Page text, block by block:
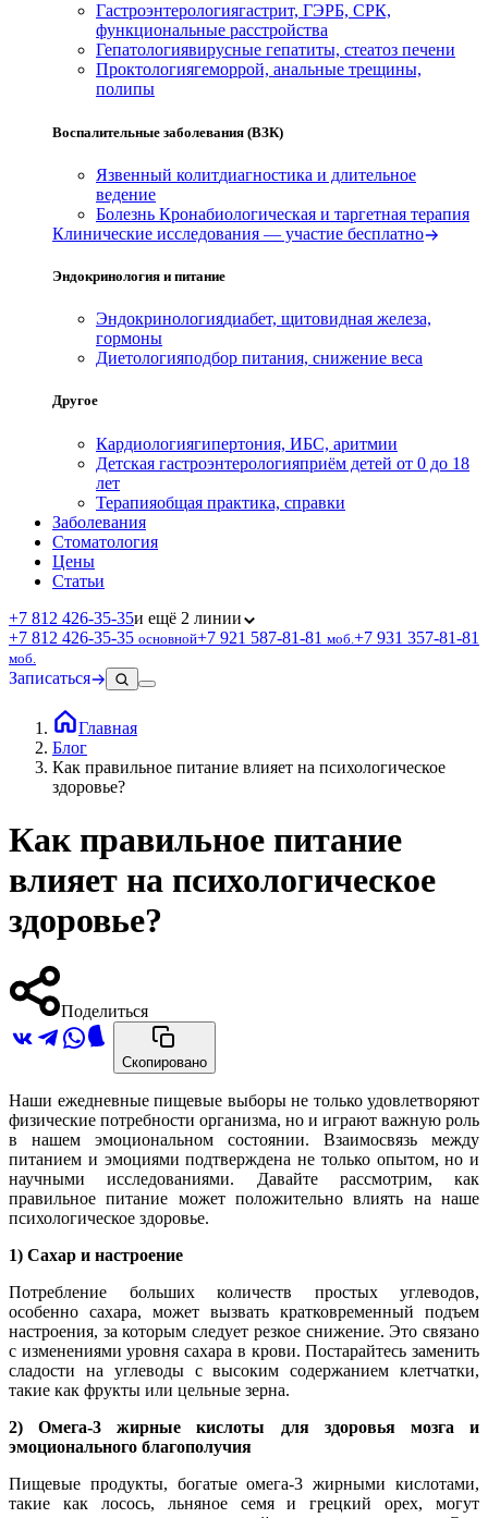
Гастроэнтерологиягастрит, ГЭРБ, СРК,
функциональные расстройства
Гепатологиявирусные гепатиты, стеатоз печени
Проктологиягеморрой, анальные трещины,
полипы
Воспалительные заболевания (ВЗК)
Язвенный колитдиагностика и длительное
ведение
Болезнь Кронабиологическая и таргетная терапия
Клинические исследования — участие бесплатно
Эндокринология и питание
Эндокринологиядиабет, щитовидная железа,
гормоны
Диетологияподбор питания, снижение веса
Другое
Кардиологиягипертония, ИБС, аритмии
Детская гастроэнтерологияприём детей от 0 до 18
лет
Терапияобщая практика, справки
Заболевания
Стоматология
Цены
Статьи
+7 812 426‑35‑35и ещё 2 линии
+7 812 426‑35‑35 основной+7 921 587‑81‑81 моб. +7 931 357‑81‑81
моб.
Записаться
Главная
Блог
Как правильное питание влияет на психологическое
здоровье?
Как правильное питание
влияет на психологическое
здоровье?
Поделиться
Скопировано
Наши ежедневные пищевые выборы не только удовлетворяют
физические потребности организма, но и играют важную роль
в нашем эмоциональном состоянии. Взаимосвязь между
питанием и эмоциями подтверждена не только опытом, но и
научными исследованиями. Давайте рассмотрим, как
правильное питание может положительно влиять на наше
психологическое здоровье.
1) Сахар и настроение
Потребление больших количеств простых углеводов,
особенно сахара, может вызвать кратковременный подъем
настроения, за которым следует резкое снижение. Это связано
с изменениями уровня сахара в крови. Постарайтесь заменить
сладости на углеводы с высоким содержанием клетчатки,
такие как фрукты или цельные зерна.
2) Омега-3 жирные кислоты для здоровья мозга и
эмоционального благополучия
Пищевые продукты, богатые омега-3 жирными кислотами,
такие как лосось, льняное семя и грецкий орех, могут